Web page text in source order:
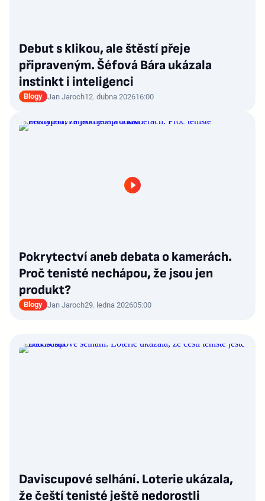
Debut s klikou, ale štěstí přeje
připraveným. Šéfová Bára ukázala
instinkt i inteligenci
Blogy Jan Jaroch12. dubna 202616:00
Pokrytectví aneb debata o kamerách.
Proč tenisté nechápou, že jsou jen
produkt?
Blogy Jan Jaroch29. ledna 202605:00
Daviscupové selhání. Loterie ukázala,
že čeští tenisté ještě nedorostli